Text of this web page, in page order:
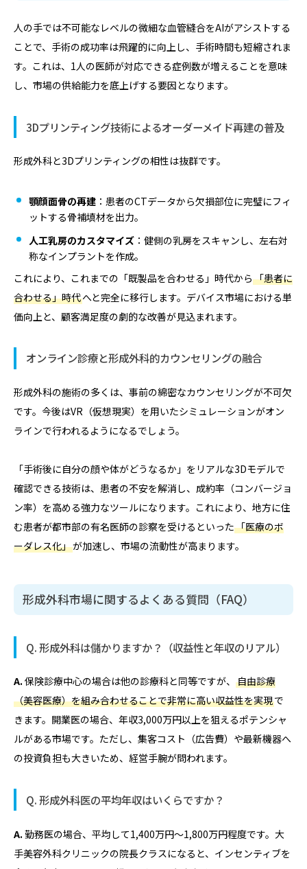
人の手では不可能なレベルの微細な血管縫合をAIがアシストする
ことで、手術の成功率は飛躍的に向上し、手術時間も短縮されま
す。これは、1人の医師が対応できる症例数が増えることを意味
し、市場の供給能力を底上げする要因となります。
3Dプリンティング技術によるオーダーメイド再建の普及
形成外科と3Dプリンティングの相性は抜群です。
顎顔面骨の再建 ：患者のCTデータから欠損部位に完璧にフィ
ットする骨補填材を出力。
人工乳房のカスタマイズ ：健側の乳房をスキャンし、左右対
称なインプラントを作成。
これにより、これまでの「既製品を合わせる」時代から 「患者に
合わせる」時代へと完全に移行します。デバイス市場における単
価向上と、顧客満足度の劇的な改善が見込まれます。
オンライン診療と形成外科的カウンセリングの融合
形成外科の施術の多くは、事前の綿密なカウンセリングが不可欠
です。今後はVR（仮想現実）を用いたシミュレーションがオン
ラインで行われるようになるでしょう。
「手術後に自分の顔や体がどうなるか」をリアルな3Dモデルで
確認できる技術は、患者の不安を解消し、成約率（コンバージョ
ン率）を高める強力なツールになります。これにより、地方に住
む患者が都市部の有名医師の診察を受けるといった「医療のボ
ーダレス化」が加速し、市場の流動性が高まります。
形成外科市場に関するよくある質問（FAQ）
Q. 形成外科は儲かりますか？（収益性と年収のリアル）
A. 保険診療中心の場合は他の診療科と同等ですが、 自由診療
（美容医療）を組み合わせることで非常に高い収益性を実現で
きます。開業医の場合、年収3,000万円以上を狙えるポテンシャ
ルがある市場です。ただし、集客コスト（広告費）や最新機器へ
の投資負担も大きいため、経営手腕が問われます。
Q. 形成外科医の平均年収はいくらですか？
A. 勤務医の場合、平均して1,400万円〜1,800万円程度です。大
手美容外科クリニックの院長クラスになると、インセンティブを